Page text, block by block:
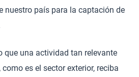
nuestro país para la captación de
que una actividad tan relevante
es el sector exterior, reciba